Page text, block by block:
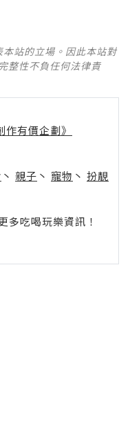
站的立場。因此本站對
整性不負任何法律責
有價企劃》
丶 親子 丶 寵物 丶 扮靚
吃喝玩樂資訊！